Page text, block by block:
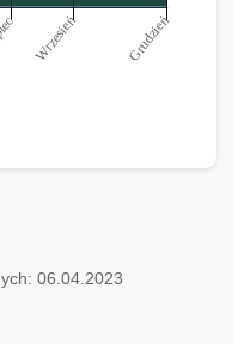
06.04.2023